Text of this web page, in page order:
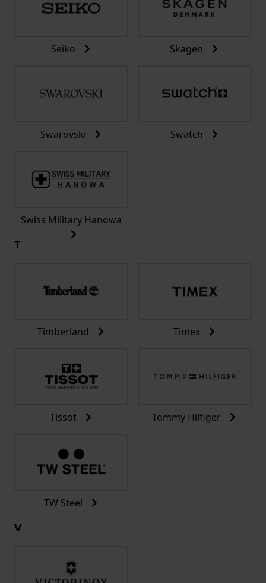
Seiko Skagen
Swarovski Swatch
Swiss Military Hanowa
T
Timberland Timex
Tissot Tommy Hilfiger
TW Steel
V